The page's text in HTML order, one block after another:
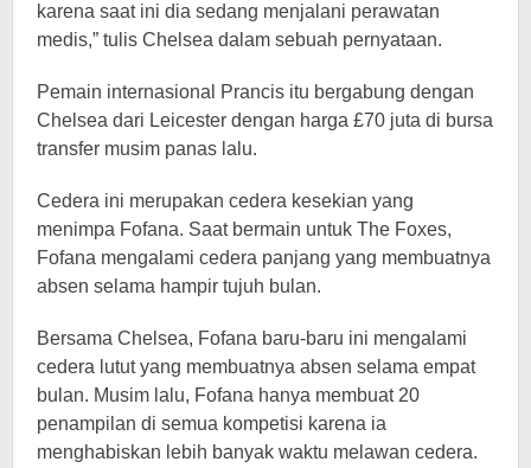
karena saat ini dia sedang menjalani perawatan
medis,” tulis Chelsea dalam sebuah pernyataan.
Pemain internasional Prancis itu bergabung dengan
Chelsea dari Leicester dengan harga £70 juta di bursa
transfer musim panas lalu.
Cedera ini merupakan cedera kesekian yang
menimpa Fofana. Saat bermain untuk The Foxes,
Fofana mengalami cedera panjang yang membuatnya
absen selama hampir tujuh bulan.
Bersama Chelsea, Fofana baru-baru ini mengalami
cedera lutut yang membuatnya absen selama empat
bulan. Musim lalu, Fofana hanya membuat 20
penampilan di semua kompetisi karena ia
menghabiskan lebih banyak waktu melawan cedera.